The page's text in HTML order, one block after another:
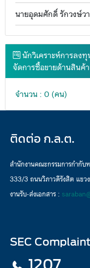
นายอุดมศักดิ์ รักวงษ์ว
นักวิเคราะห์การลง
จัดการซื้อขายด้านสินค้
จำนวน : 0 (คน)
ติดต่อ ก.ล.ต.
สำนักงานคณะกรรมการกำกั
333/3 ถนนวิภาวดีรังสิต แขว
งานรับ-ส่งเอกสาร :
SEC